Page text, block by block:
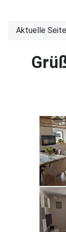
Aktuelle